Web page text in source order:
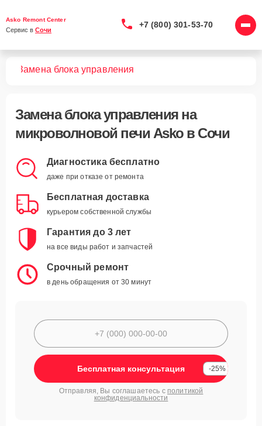
Asko Remont Center
Сервис в Сочи
+7 (800) 301-53-70
Замена блока управления
Замена блока управленияна
микроволновой печи Asko в Сочи
Диагностика бесплатно
даже при отказе от ремонта
Бесплатная доставка
курьером собственной службы
Гарантия до 3 лет
на все виды работ и запчастей
Срочный ремонт
в день обращения от 30 минут
Бесплатная консультация -25%
Отправляя, Вы соглашаетесь с политикой
конфиденциальности